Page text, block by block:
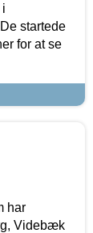
startede
for at se
har
Videbæk